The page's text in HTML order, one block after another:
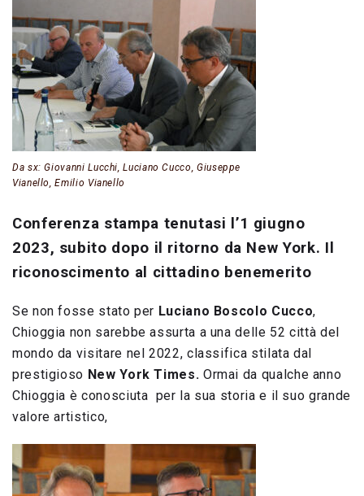
Da sx: Giovanni Lucchi, Luciano Cucco, Giuseppe
Vianello, Emilio Vianello
Conferenza stampa tenutasi l’1 giugno
2023, subito dopo il ritorno da New York. Il
riconoscimento al cittadino benemerito
Se non fosse stato per Luciano Boscolo Cucco,
Chioggia non sarebbe assurta a una delle 52 città del
mondo da visitare nel 2022, classifica stilata dal
prestigioso New York Times. Ormai da qualche anno
Chioggia è conosciuta per la sua storia e il suo grande
valore artistico,